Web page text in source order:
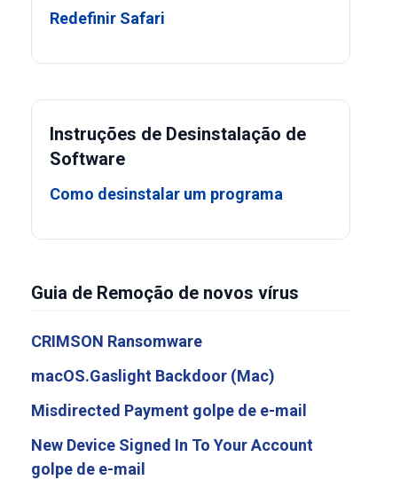
Redefinir Safari
Instruções de Desinstalação de
Software
Como desinstalar um programa
Guia de Remoção de novos vírus
CRIMSON Ransomware
macOS.Gaslight Backdoor (Mac)
Misdirected Payment golpe de e-mail
New Device Signed In To Your Account
golpe de e-mail